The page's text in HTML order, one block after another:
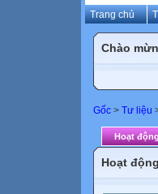
Trang chủ
Chào
Gốc > Tư liệu
Hoạt
Hoạt